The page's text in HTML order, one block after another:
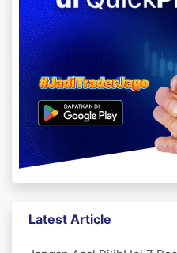
Latest Article